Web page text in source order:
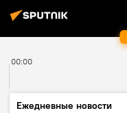
00:00
Ежедневные новости